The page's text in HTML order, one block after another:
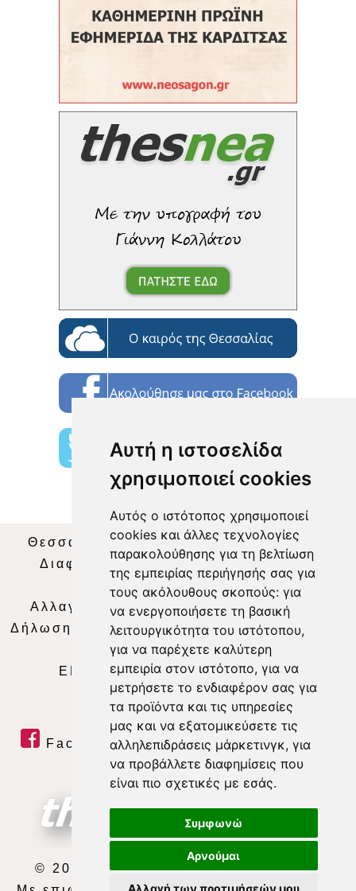
Αυτή η ιστοσελίδα
χρησιμοποιεί cookies
Αυτός ο ιστότοπος χρησιμοποιεί
cookies και άλλες τεχνολογίες
παρακολούθησης για τη βελτίωση
της εμπειρίας περιήγησής σας για
τους ακόλουθους σκοπούς: για
να ενεργοποιήσετε τη βασική
λειτουργικότητα του ιστότοπου,
για να παρέχετε καλύτερη
εμπειρία στον ιστότοπο, για να
μετρήσετε το ενδιαφέρον σας για
τα προϊόντα και τις υπηρεσίες
μας και να εξατομικεύσετε τις
αλληλεπιδράσεις μάρκετινγκ, για
να προβάλλετε διαφημίσεις που
είναι πιο σχετικές με εσάς.
Συμφωνώ
Αρνούμαι
Αλλαγή των προτιμήσεών μου
Θεσσαλία Τηλεόραση|SNG Services
Διαφήμιση | Όροι Χρήσης |Δήλωση
Απορρήτου |
Περιεχόμενο
Αλλαγή Προτιμήσεων για τα Cookies
Δήλωση συμμόρφωσης με τη σύσταση (ΕΕ)
2018/334|Ταυτότητα
ΕΝΗΜΕΡΩΣΗ |WEB TV| LIVE
Facebook| Twitter | Youtube
RSS Feed
© 2026 ΘΕΣΣΑΛΙΑ ΤΗΛΕΟΡΑΣΗ Α.Ε.